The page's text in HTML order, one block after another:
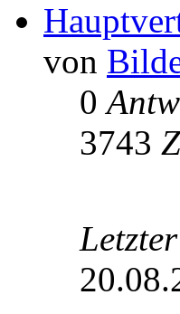
von
0
3743